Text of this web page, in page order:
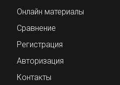
Онлайн материалы
Сравнение
Регистрация
Авторизация
Контакты